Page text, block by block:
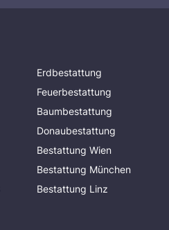
Erdbestattung
Feuerbestattung
Baumbestattung
Donaubestattung
Bestattung Wien
Bestattung München
Bestattung Linz